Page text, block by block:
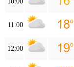
11:00
12:00